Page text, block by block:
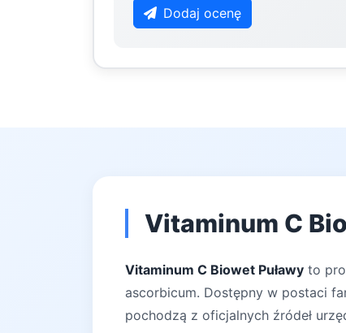
Dodaj ocenę
Vitaminum C
Vitaminum C Biowet Puławy to
ascorbicum. Dostępny w postaci
pochodzą z oficjalnych źródeł